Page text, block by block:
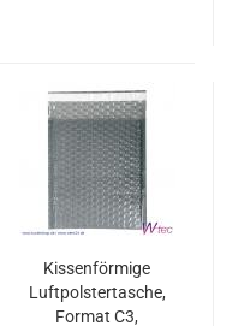
Kissenförmige
Luftpolstertasche,
Format C3,